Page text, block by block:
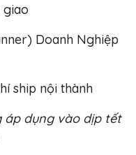
giao
Doanh Nghiệp
ship nội thành
áp dụng vào dịp tết